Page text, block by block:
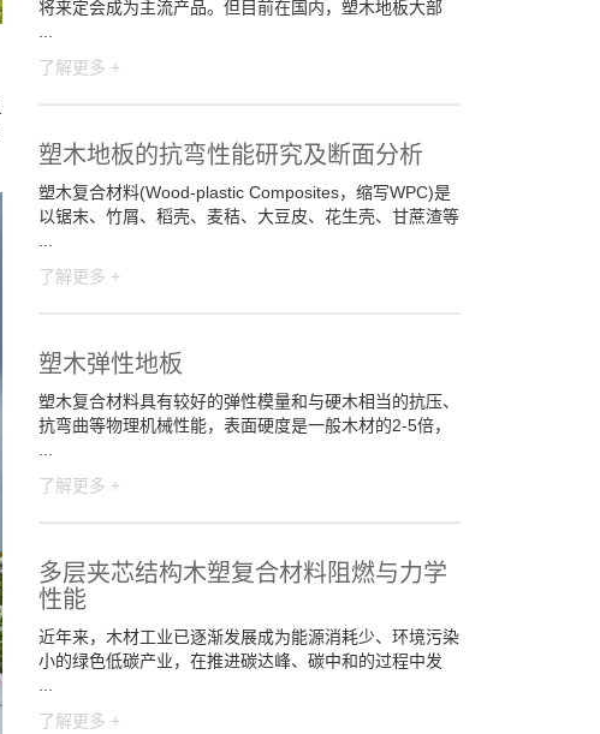
将来定会成为主流产品。但目前在国内，塑木地板大部
了解更多 +
塑木地板的抗弯性能研究及断面分析
塑木复合材料(Wood-plastic Composites，缩写WPC)是
以锯末、竹屑、稻壳、麦秸、大豆皮、花生壳、甘蔗渣等
了解更多 +
塑木弹性地板
塑木复合材料具有较好的弹性模量和与硬木相当的抗压、
抗弯曲等物理机械性能，表面硬度是一般木材的2-5倍，
了解更多 +
多层夹芯结构木塑复合材料阻燃与力学
性能
近年来，木材工业已逐渐发展成为能源消耗少、环境污染
小的绿色低碳产业，在推进碳达峰、碳中和的过程中发
了解更多 +